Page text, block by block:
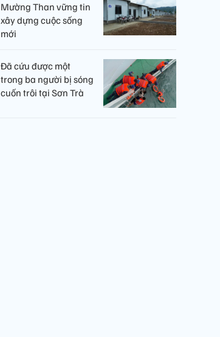
Mường Than vững tin
xây dựng cuộc sống
mới
Đã cứu được một
trong ba người bị sóng
cuốn trôi tại Sơn Trà